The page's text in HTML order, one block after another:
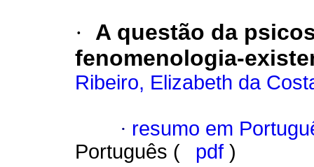
·
A questão da
fenomenologia-
Ribeiro, Elizabeth da
· resumo em
Português (
pdf )